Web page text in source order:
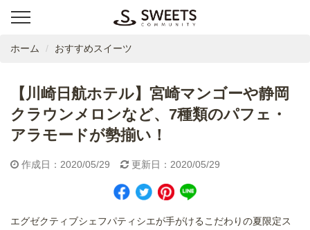
ホーム おすすめスイーツ
【川崎日航ホテル】宮崎マンゴーや静岡
クラウンメロンなど、7種類のパフェ・
アラモードが勢揃い！
作成日：2020/05/29 更新日：2020/05/29
エグゼクティブシェフパティシエが手がけるこだわりの夏限定ス